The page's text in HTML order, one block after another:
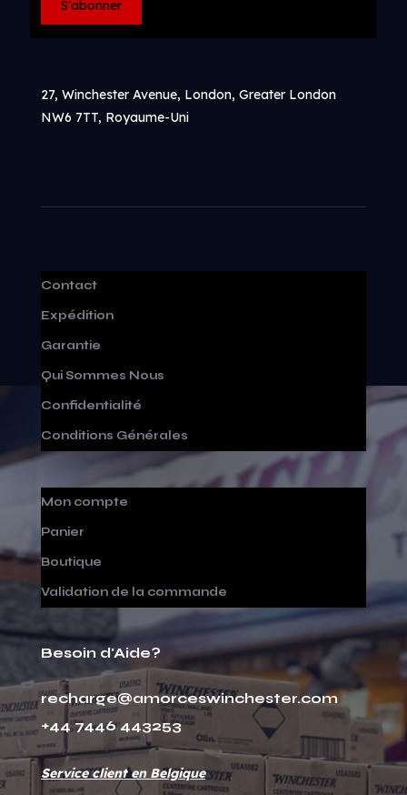
27, Winchester Avenue, London, Greater London
NW6 7TT, Royaume-Uni
Contact
Expédition
Garantie
Qui Sommes Nous
Confidentialité
Conditions Générales
Mon compte
Panier
Boutique
Validation de la commande
Besoin d'Aide?
recharge@amorceswinchester.com
+44 7446 443253
Service client en Belgique